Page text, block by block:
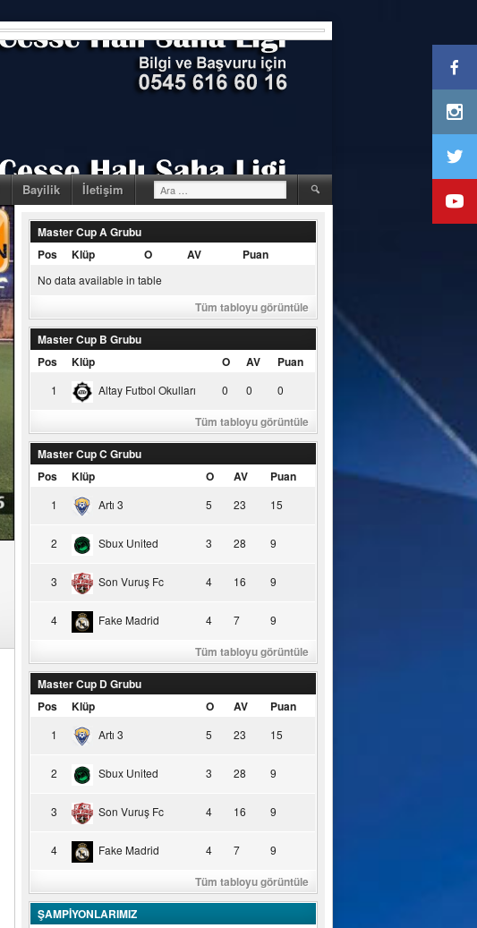
Bayilik İletişim Arama:
Master Cup A Grubu
Pos
Klüp O AV Puan
No data available in table
Tüm tabloyu görüntüle
Master Cup B Grubu
Pos
Klüp O AV Puan
1 Altay Futbol Okulları 0 0 0
Tüm tabloyu görüntüle
Master Cup C Grubu
Pos
Klüp O AV Puan
1 Artı 3 5 23 15
2 Sbux United 3 28 9
3 Son Vuruş Fc 4 16 9
4 Fake Madrid 4 7 9
Tüm tabloyu görüntüle
Master Cup D Grubu
Pos
Klüp O AV Puan
1 Artı 3 5 23 15
2 Sbux United 3 28 9
3 Son Vuruş Fc 4 16 9
4 Fake Madrid 4 7 9
Tüm tabloyu görüntüle
ŞAMPİYONLARIMIZ